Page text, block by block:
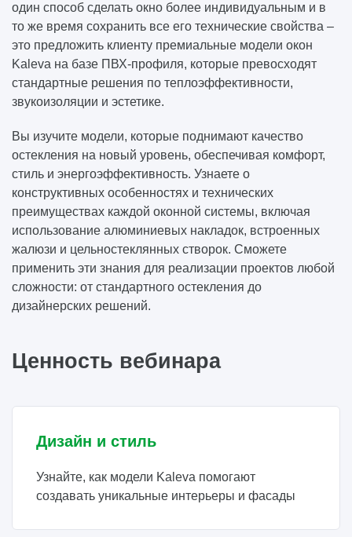
один способ сделать окно более индивидуальным и в
то же время сохранить все его технические свойства –
это предложить клиенту премиальные модели окон
Kaleva на базе ПВХ-профиля, которые превосходят
стандартные решения по теплоэффективности,
звукоизоляции и эстетике.
Вы изучите модели, которые поднимают качество
остекления на новый уровень, обеспечивая комфорт,
стиль и энергоэффективность. Узнаете о
конструктивных особенностях и технических
преимуществах каждой оконной системы, включая
использование алюминиевых накладок, встроенных
жалюзи и цельностеклянных створок. Сможете
применить эти знания для реализации проектов любой
сложности: от стандартного остекления до
дизайнерских решений.
Ценность вебинара
Дизайн и стиль
Узнайте, как модели Kaleva помогают
создавать уникальные интерьеры и фасады